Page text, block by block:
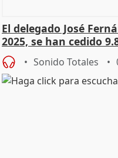
El delegado José
2025, se han cedido
Sonido Totales